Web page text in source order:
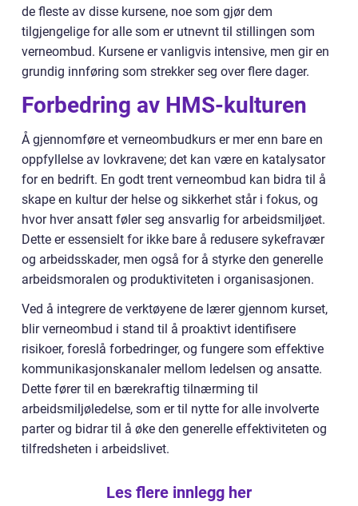
de fleste av disse kursene, noe som gjør dem
tilgjengelige for alle som er utnevnt til stillingen som
verneombud. Kursene er vanligvis intensive, men gir en
grundig innføring som strekker seg over flere dager.
Forbedring av HMS-kulturen
Å gjennomføre et verneombudkurs er mer enn bare en
oppfyllelse av lovkravene; det kan være en katalysator
for en bedrift. En godt trent verneombud kan bidra til å
skape en kultur der helse og sikkerhet står i fokus, og
hvor hver ansatt føler seg ansvarlig for arbeidsmiljøet.
Dette er essensielt for ikke bare å redusere sykefravær
og arbeidsskader, men også for å styrke den generelle
arbeidsmoralen og produktiviteten i organisasjonen.
Ved å integrere de verktøyene de lærer gjennom kurset,
blir verneombud i stand til å proaktivt identifisere
risikoer, foreslå forbedringer, og fungere som effektive
kommunikasjonskanaler mellom ledelsen og ansatte.
Dette fører til en bærekraftig tilnærming til
arbeidsmiljøledelse, som er til nytte for alle involverte
parter og bidrar til å øke den generelle effektiviteten og
tilfredsheten i arbeidslivet.
Les flere innlegg her